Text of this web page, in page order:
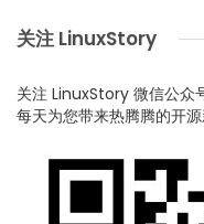
关注 LinuxStory
关注 LinuxStory 微信公众
每天为您带来热腾腾的开